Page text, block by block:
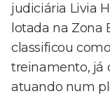
judiciária Livia
lotada na Zona
classificou
treinamento, já
atuando num